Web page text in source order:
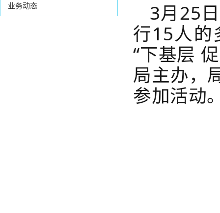
业务动态
3月25
行1 5人的
“下基层
局主办，
参加活动